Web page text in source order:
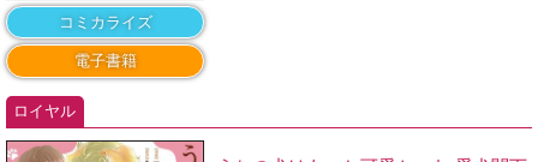
コミカライズ
電子書籍
ロイヤル